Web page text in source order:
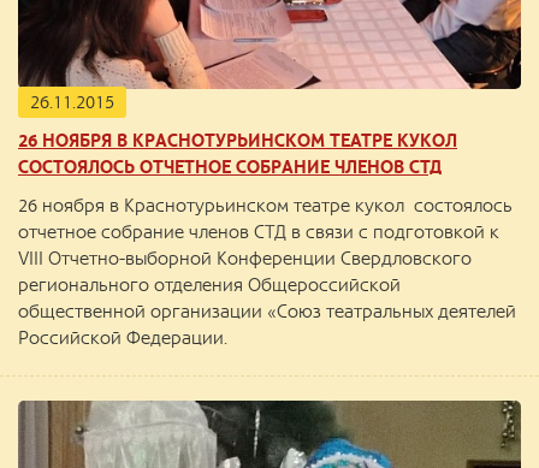
26.11.2015
26 НОЯБРЯ В КРАСНОТУРЬИНСКОМ ТЕАТРЕ КУКОЛ
СОСТОЯЛОСЬ ОТЧЕТНОЕ СОБРАНИЕ ЧЛЕНОВ СТД
26 ноября в Краснотурьинском театре кукол состоялось
отчетное собрание членов СТД в связи с подготовкой к
VIII Отчетно-выборной Конференции Свердловского
регионального отделения Общероссийской
общественной организации «Союз театральных деятелей
Российской Федерации.